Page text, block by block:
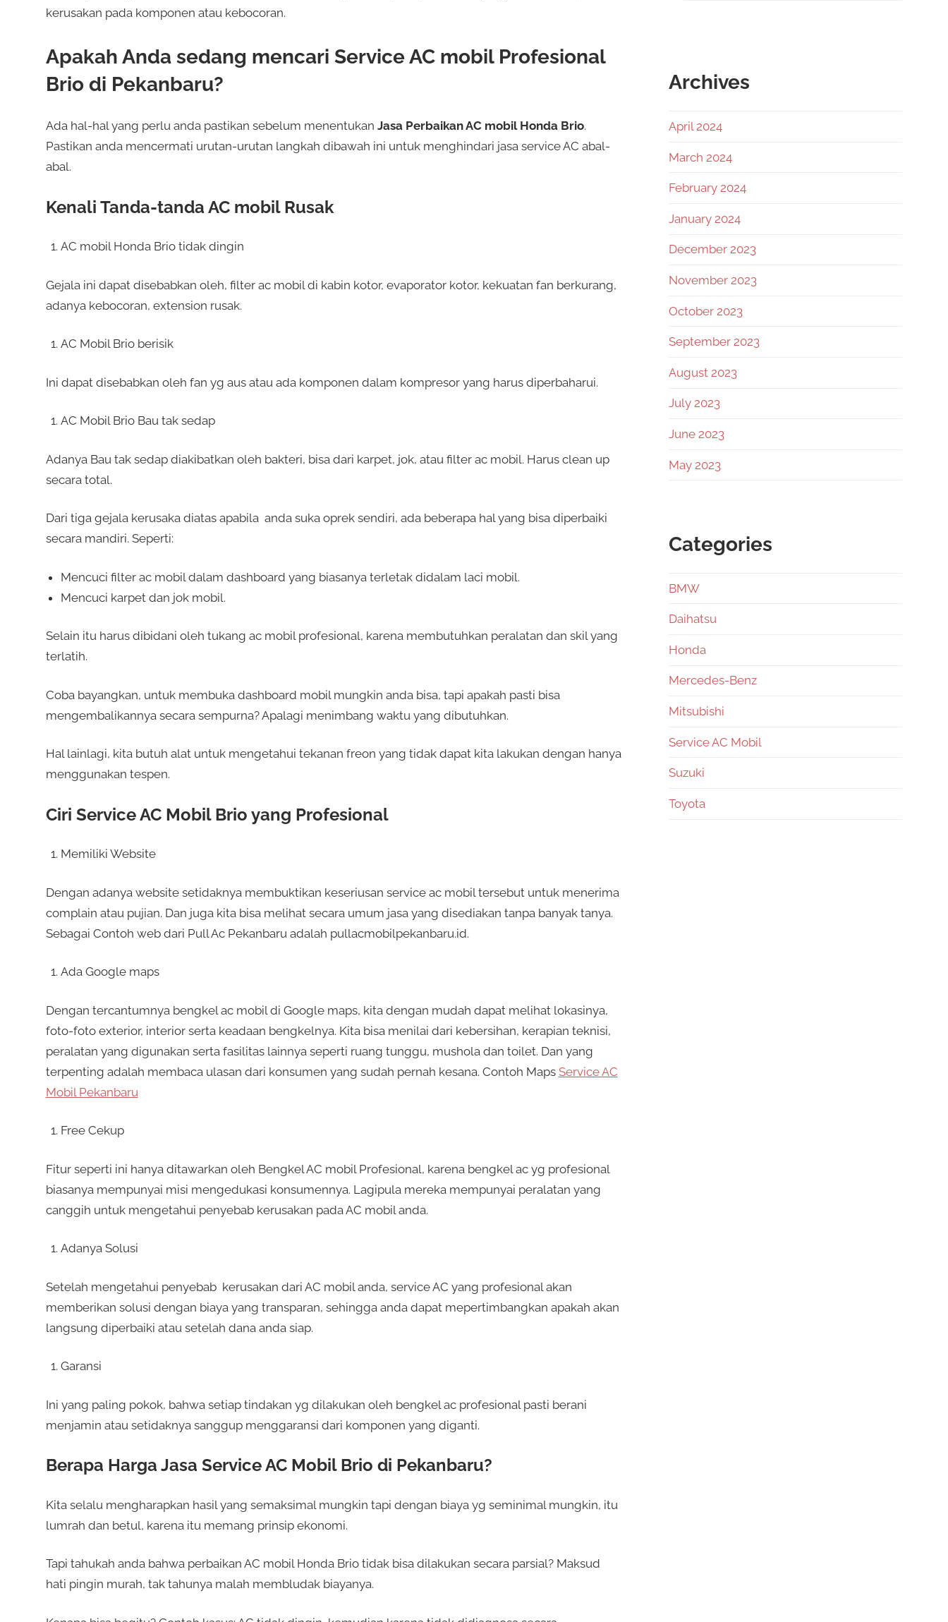
kerusakan pada komponen atau kebocoran.
Apakah Anda sedang mencari Service AC mobil Profesional
Brio di Pekanbaru?
Ada hal-hal yang perlu anda pastikan sebelum menentukan Jasa Perbaikan AC mobil Honda Brio.
Pastikan anda mencermati urutan-urutan langkah dibawah ini untuk menghindari jasa service AC abal-
abal.
Kenali Tanda-tanda AC mobil Rusak
AC mobil Honda Brio tidak dingin
Gejala ini dapat disebabkan oleh, filter ac mobil di kabin kotor, evaporator kotor, kekuatan fan berkurang,
adanya kebocoran, extension rusak.
AC Mobil Brio berisik
Ini dapat disebabkan oleh fan yg aus atau ada komponen dalam kompresor yang harus diperbaharui.
AC Mobil Brio Bau tak sedap
Adanya Bau tak sedap diakibatkan oleh bakteri, bisa dari karpet, jok, atau filter ac mobil. Harus clean up
secara total.
Dari tiga gejala kerusaka diatas apabila anda suka oprek sendiri, ada beberapa hal yang bisa diperbaiki
secara mandiri. Seperti:
Mencuci filter ac mobil dalam dashboard yang biasanya terletak didalam laci mobil.
Mencuci karpet dan jok mobil.
Selain itu harus dibidani oleh tukang ac mobil profesional, karena membutuhkan peralatan dan skil yang
terlatih.
Coba bayangkan, untuk membuka dashboard mobil mungkin anda bisa, tapi apakah pasti bisa
mengembalikannya secara sempurna? Apalagi menimbang waktu yang dibutuhkan.
Hal lainlagi, kita butuh alat untuk mengetahui tekanan freon yang tidak dapat kita lakukan dengan hanya
menggunakan tespen.
Ciri Service AC Mobil Brio yang Profesional
Memiliki Website
Dengan adanya website setidaknya membuktikan keseriusan service ac mobil tersebut untuk menerima
complain atau pujian. Dan juga kita bisa melihat secara umum jasa yang disediakan tanpa banyak tanya.
Sebagai Contoh web dari Pull Ac Pekanbaru adalah pullacmobilpekanbaru.id.
Ada Google maps
Dengan tercantumnya bengkel ac mobil di Google maps, kita dengan mudah dapat melihat lokasinya,
foto-foto exterior, interior serta keadaan bengkelnya. Kita bisa menilai dari kebersihan, kerapian teknisi,
peralatan yang digunakan serta fasilitas lainnya seperti ruang tunggu, mushola dan toilet. Dan yang
terpenting adalah membaca ulasan dari konsumen yang sudah pernah kesana. Contoh Maps Service AC
Mobil Pekanbaru
Free Cekup
Fitur seperti ini hanya ditawarkan oleh Bengkel AC mobil Profesional, karena bengkel ac yg profesional
biasanya mempunyai misi mengedukasi konsumennya. Lagipula mereka mempunyai peralatan yang
canggih untuk mengetahui penyebab kerusakan pada AC mobil anda.
Adanya Solusi
Setelah mengetahui penyebab kerusakan dari AC mobil anda, service AC yang profesional akan
memberikan solusi dengan biaya yang transparan, sehingga anda dapat mepertimbangkan apakah akan
langsung diperbaiki atau setelah dana anda siap.
Garansi
Ini yang paling pokok, bahwa setiap tindakan yg dilakukan oleh bengkel ac profesional pasti berani
menjamin atau setidaknya sanggup menggaransi dari komponen yang diganti.
Berapa Harga Jasa Service AC Mobil Brio di Pekanbaru?
Kita selalu mengharapkan hasil yang semaksimal mungkin tapi dengan biaya yg seminimal mungkin, itu
lumrah dan betul, karena itu memang prinsip ekonomi.
Tapi tahukah anda bahwa perbaikan AC mobil Honda Brio tidak bisa dilakukan secara parsial? Maksud
hati pingin murah, tak tahunya malah membludak biayanya.
Archives
April 2024
March 2024
February 2024
January 2024
December 2023
November 2023
October 2023
September 2023
August 2023
July 2023
June 2023
May 2023
Categories
BMW
Daihatsu
Honda
Mercedes-Benz
Mitsubishi
Service AC Mobil
Suzuki
Toyota